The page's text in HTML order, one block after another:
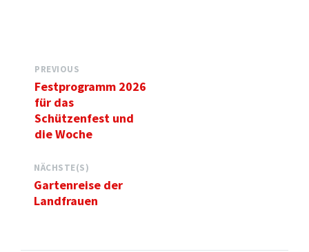
PREVIOUS
Festprogramm 2026
für das
Schützenfest und
die Woche
NÄCHSTE(S)
Gartenreise der
Landfrauen